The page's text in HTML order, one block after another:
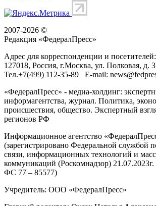
2007-2026 ©
Редакция «ФедералПресс»
Адрес для корреспонденции и посетителей:
127018, Россия, г.Москва, ул. Полковая, д.
Тел.+7(499) 112-35-89 E-mail:
«ФедералПресс» - медиа-холдинг:
информагентства, журнал. Политика,
происшествия, общество. Экспертный
регионов РФ
Информационное агентство
(зарегистрировано Федеральной службой
связи, информационных технологий и
коммуникаций (Роскомнадзор)
ФС 77 – 85577)
Учредитель: ООО «ФедералПресс»